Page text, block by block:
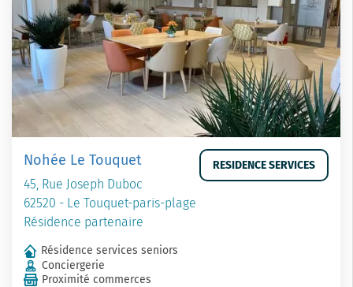
Nohée Le Touquet
45, Rue Joseph Duboc
62520 - Le Touquet-paris-plage
Résidence partenaire
RESIDENCE SERVICES
Résidence services seniors
Conciergerie
Proximité commerces